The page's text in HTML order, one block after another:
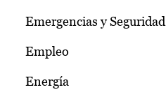
Emergencias y Seguridad
Empleo
Energía